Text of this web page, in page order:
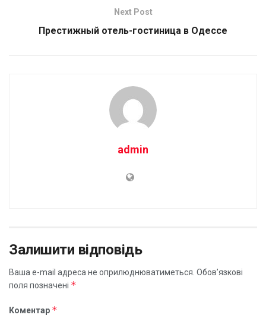
Next Post
Престижный отель-гостиница в Одессе
admin
Залишити відповідь
Ваша e-mail адреса не оприлюднюватиметься. Обов’язкові
поля позначені *
Коментар *